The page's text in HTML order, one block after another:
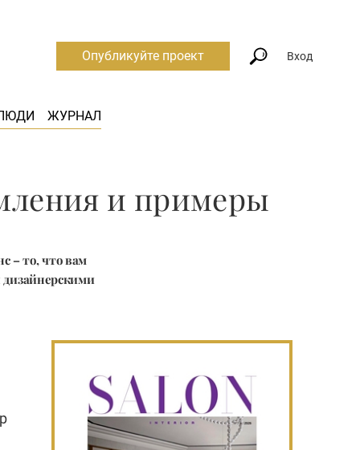
ЖУРНАЛ
Опубликуйте проект Вход
и примеры
– то, что вам
дизайнерскими